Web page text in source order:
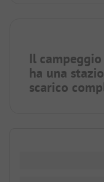
Il
ha una
scarico